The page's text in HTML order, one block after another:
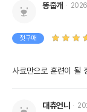
똥줍개
첫구매
사료만으로 훈련이 될
대츄언니